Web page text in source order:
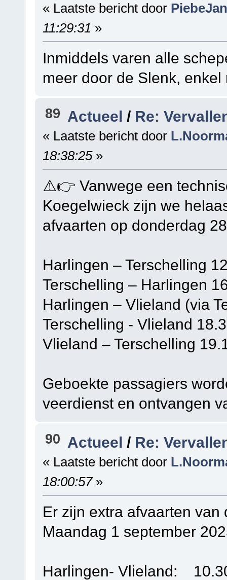
« Laatste bericht door
11:29:31 »
Inmiddels varen alle
meer door de Slenk,
89 Actueel / Re:
« Laatste bericht door
18:38:25»
⚠️👉 Vanwege een
Koegelwieck zijn we
afvaarten op donderdag
Harlingen – Terschelling
Terschelling – Harlingen
Harlingen – Vlieland (via
Terschelling - Vlieland
Vlieland – Terschelling
Geboekte passagiers
veerdienst en ontvangen
90 Actueel / Re:
« Laatste bericht door
18:00:57»
Er zijn extra afvaarten
Maandag 1 september
Harlingen- Vlieland: